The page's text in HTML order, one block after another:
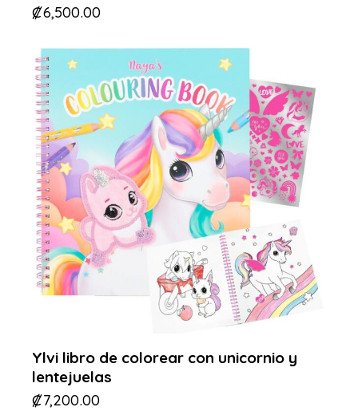
₡6,500.00
Ylvi libro de colorear con unicornio y
lentejuelas
₡7,200.00